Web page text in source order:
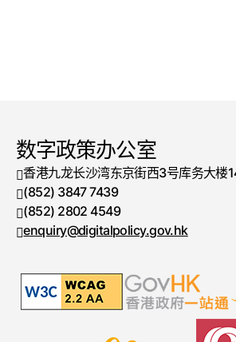
数字政策办公室
香港九龙长沙湾东京街西3号库务大楼
电话号码
(852) 3847 7439
传真号码
(852) 2802 4549
enquiry@digitalpolicy.gov.hk